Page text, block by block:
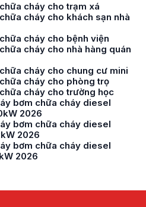
cháy cho trạm xá
cháy cho khách sạn nhà
cháy cho bệnh viện
cháy cho nhà hàng quán
cháy cho chung cư mini
cháy cho phòng trọ
cháy cho trường học
bơm chữa cháy diesel
2026
bơm chữa cháy diesel
2026
bơm chữa cháy diesel
2026